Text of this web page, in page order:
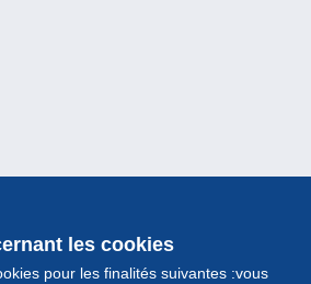
les cookies
pour les finalités suivantes :vous